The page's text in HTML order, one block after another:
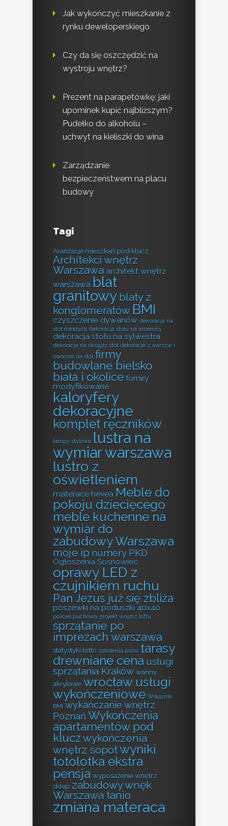
Jak wykończyć mieszkanie z
rynku deweloperskiego
Czy da się oszczędzić na
wystroju wnętrz?
Prezent na parapetówkę: jaki
upominek kupić najbliższym?
Pudełko do alkoholu –
uchwyt na kieliszki do wina
Zarządzanie
bezpieczeństwem na placu
budowy
Tagi
Aranżacje mieszkań pod klucz
Architekci wnętrz
Warszawa architekt wnętrz
warszawa blat
granitowy blaty z
konglomeratów BMI
czyszczenie dywanów dekoracja na
stół młodych dekoracja stołu na imieniny
dekoracja stołu na sylwestra
dekoracje na okrągły stół dekoracje z warzyw i
owoców na stół firmy
budowlane bielsko
biała i okolice forniry
modyfikowane
kaloryfery
dekoracyjne
komplet ręczników
lampy stylowe lustra na
wymiar warszawa
lustro z
oświetleniem
materace hevea Meble do
pokoju dziecięcego
meble kuchenne na
wymiar do
zabudowy Warszawa
moje ip numery PKD
Ogłoszenia Sosnowiec
oprawy LED z
czujnikiem ruchu
Pan Jezus już się zbliża
poszewki na poduszki 40x40
pościel puchowa projekt wnętrz loftu
sprzątanie po
imprezach warszawa
statystyki lotto szkolenia psów tarasy
drewniane cena usługi
sprzątania Kraków wanny
akrylowe wrocław usługi
wykończeniowe Wskaźnik
BMI wykańczanie wnętrz
Poznań Wykończenia
apartamentów pod
klucz wykończenia
wnętrz sopotwyniki
totolotka ekstra
pensja wyposażenie wnętrz
sklep zabudowy wnęk
Warszawa tanio
zmiana materaca